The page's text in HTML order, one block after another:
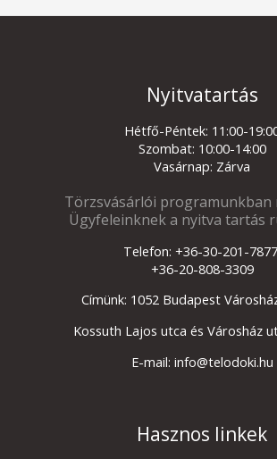
Nyitvatartás
Hétfő-Péntek: 11:00-
Szombat: 10:00-14:00
Vasárnap: Zárva
Törzsvásárlói programunkban
Ügyfeleinknek a nyitva tartás
Telefon: +36-30-201-
+36-20-808-3309
Címünk: 1052 Budapest
Kossuth Lajos utca és Városház
E-mail: info@telodoki.hu
Hasznos linkek